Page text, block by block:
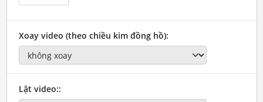
Xoay video (theo chiều kim đồng hồ):
Lật video::